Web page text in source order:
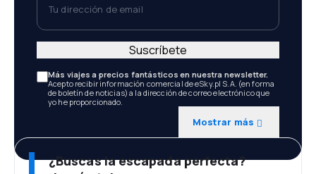
Más viajes a precios fantásticos en nuestra newsletter.
Acepto recibir información comercial de eSky.pl S.A. (en forma
de boletín de noticias) a la dirección de correo electrónico que
yo he proporcionado.
Mostrar más
Suscríbete
¿Buscas la escapada perfecta?